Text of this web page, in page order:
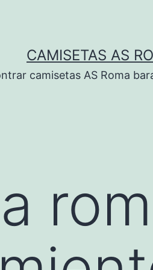
CAMISETAS AS
camisetas AS Roma